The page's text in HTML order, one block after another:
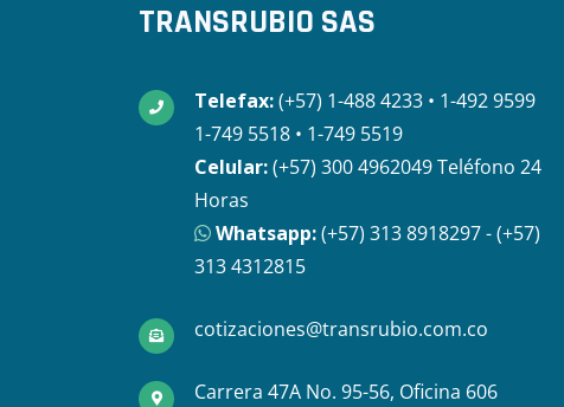
TRANSRUBIO SAS
Telefax:(+57) 1-488 4233 • 1-492 9599
1-749 5518 • 1-749 5519
Celular:(+57) 300 4962049 Teléfono 24
Horas
Whatsapp:(+57) 313 8918297 - (+57)
313 4312815
cotizaciones@transrubio.com.co
Carrera 47A No. 95-56, Oficina 606